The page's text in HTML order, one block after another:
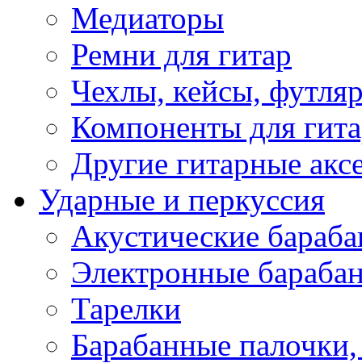
Медиаторы
Ремни для гитар
Чехлы, кейсы,
Компоненты для
Другие гитарные
Ударные и перкуссия
Акустические
Электронные
Тарелки
Барабанные